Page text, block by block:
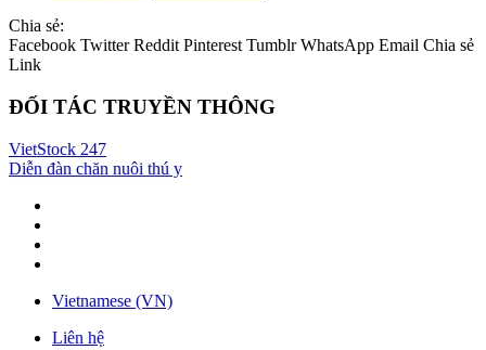
Chia sẻ:
Facebook Twitter Reddit Pinterest Tumblr WhatsApp Email Chia sẻ
Link
ĐỐI TÁC TRUYỀN THÔNG
VietStock 247
Diễn đàn chăn nuôi thú y
Vietnamese (VN)
Liên hệ